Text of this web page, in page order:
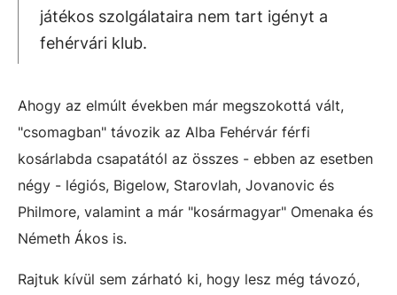
játékos szolgálataira nem tart igényt a
fehérvári klub.
Ahogy az elmúlt években már megszokottá vált,
"csomagban" távozik az Alba Fehérvár férfi
kosárlabda csapatától az összes - ebben az esetben
négy - légiós, Bigelow, Starovlah, Jovanovic és
Philmore, valamint a már "kosármagyar" Omenaka és
Németh Ákos is.
Rajtuk kívül sem zárható ki, hogy lesz még távozó,